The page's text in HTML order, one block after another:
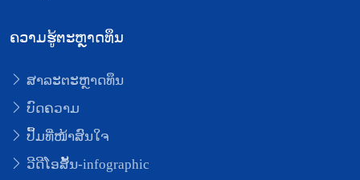
ຄວາມຮູ້ຕະຫຼາດທຶນ
ສາລະຕະຫຼາດທຶນ
ບົດຄວາມ
ປຶ້ມທີ່ໜ້າສົນໃຈ
ວີດີໂອສັ້ນ-infographic